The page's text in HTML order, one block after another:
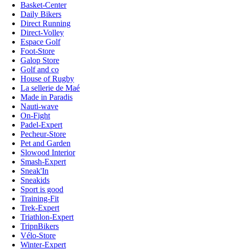
Basket-Center
Daily Bikers
Direct Running
Direct-Volley
Espace Golf
Foot-Store
Galop Store
Golf and co
House of Rugby
La sellerie de Maé
Made in Paradis
Nauti-wave
On-Fight
Padel-Expert
Pecheur-Store
Pet and Garden
Slowood Interior
Smash-Expert
Sneak'In
Sneakids
Sport is good
Training-Fit
Trek-Expert
Triathlon-Expert
TripnBikers
Vélo-Store
Winter-Expert